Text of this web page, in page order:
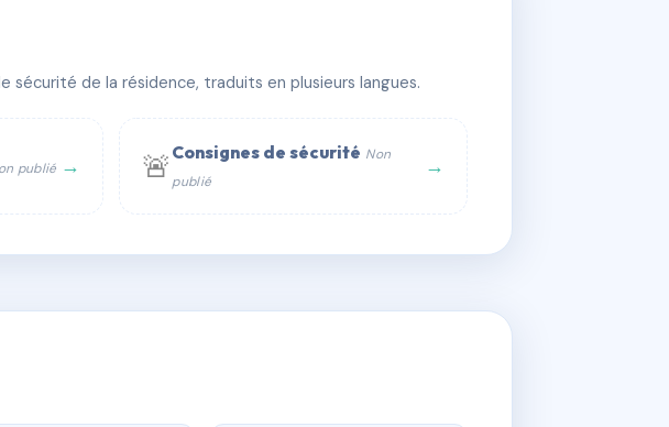
de la résidence, traduits en plusieurs langues.
publié → 🚨 Consignes de sécurité Non
publié
→